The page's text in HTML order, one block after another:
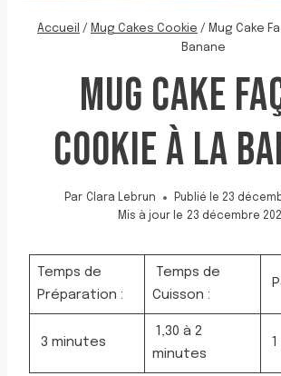
Accueil / Mug Cakes Cookie / Mug Cake
Banane
MUG CAKE
COOKIE À LA
Par Clara Lebrun Publié le 23
Mis à jour le 23 décembre
Temps de
Préparation :
Temps de
Cuisson :
3 minutes
1,30 à 2
minutes